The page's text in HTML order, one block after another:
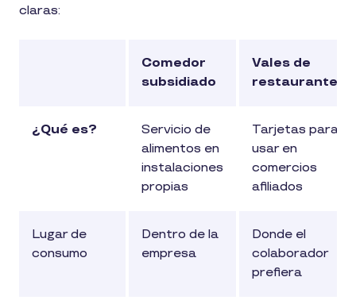
claras:
Comedor
subsidiado
Vales de
restaurante
¿Qué es?
Servicio de
alimentos en
instalaciones
propias
Tarjetas para
usar en
comercios
afiliados
Lugar de
consumo
Dentro de la
empresa
Donde el
colaborador
prefiera